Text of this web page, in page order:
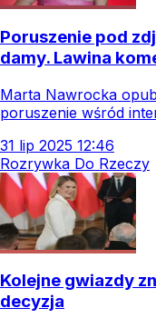
Poruszenie pod
damy. Lawina
Marta Nawrocka
poruszenie wśród
31 lip 2025 12:46
Rozrywka Do Rzeczy
Kolejne gwiazdy
decyzja